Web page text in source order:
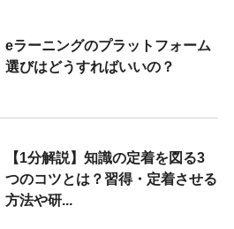
eラーニングのプラットフォーム
選びはどうすればいいの？
【1分解説】知識の定着を図る3
つのコツとは？習得・定着させる
方法や研...